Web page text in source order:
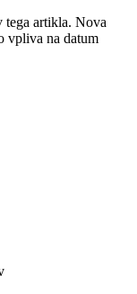
tega artikla. Nova
vpliva na datum